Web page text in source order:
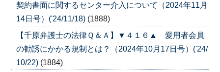
契約書面に関するセンター介入について（2024年11月
14日号）('24/11/18) (1888)
【千原弁護士の法律Ｑ＆Ａ】▼４１６▲ 愛用者会員
の勧誘にかかる規制とは？（2024年10月17日号）('24/
10/22) (1884)